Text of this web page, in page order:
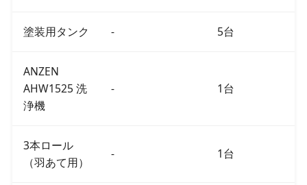
塗装用タンク - 5台
ANZEN
AHW1525 洗
浄機
- 1台
3本ロール
（羽あて用）
- 1台